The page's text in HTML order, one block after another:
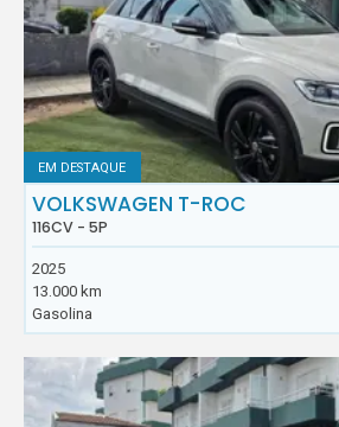
EM DESTAQUE
VOLKSWAGEN T-ROC
116CV - 5P
2025
13.000 km
Gasolina